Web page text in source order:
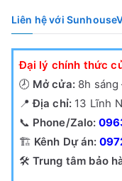
Liên hệ với
Đại lý chính thức
🕗 Mở cửa:8h sáng
📍Địa chỉ: 13 Lĩnh
📞 Phone/Zalo:
🏗️ Kênh Dự án:
🛠️ Trung tâm bảo